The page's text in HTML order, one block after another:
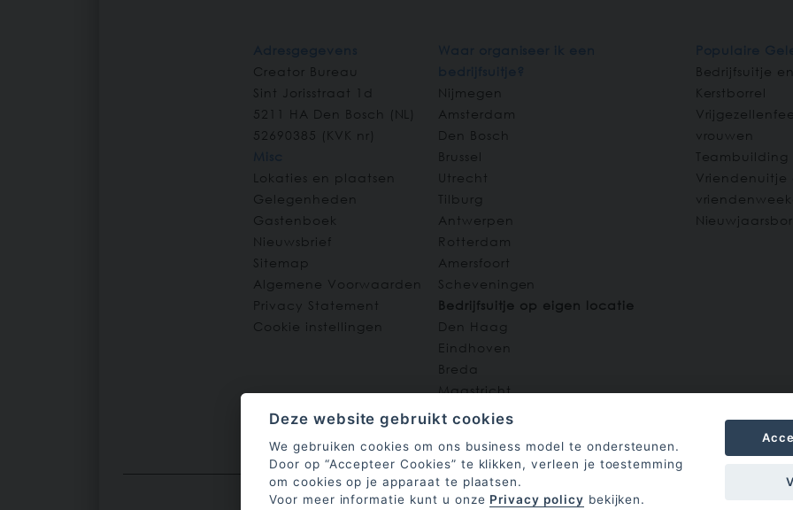
Creator Bureau
Sint Jorisstraat 1d
5211 HA Den Bosch ( NL)
52690385 (KVK nr)
Lokaties en plaatsen
Gelegenheden
Gastenboek
Nieuwsbrief
Sitemap
Algemene Voorwaarden
Privacy Statement
Cookie instellingen
Nijmegen
Amsterdam
Den Bosch
Brussel
Utrecht
Tilburg
Antwerpen
Rotterdam
Amersfoort
Scheveningen
Bedrijfsuitje op eigen locatie
Den Haag
Eindhoven
Breda
Maastricht
Zwolle
Bedrijfsuitje
Kerstborrel
vrouwen
Teambuilding
Vriendenuitje
Deze website gebruikt cookies
We gebruiken cookies om ons business model te ondersteunen.
Door op “Accepteer Cookies” te klikken, verleen je toestemming
om cookies op je apparaat te plaatsen.
Voor meer informatie kunt u onze Privacy policy bekijken.